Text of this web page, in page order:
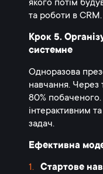
якого потім
та роботи в CRM.
Крок 5.
системне
Одноразова
навчання.
80%
інтерактивним
задач.
Ефективна
Стартове